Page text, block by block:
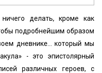
делать, кроме как
подробнейшим образом
дневнике… который мы
- это эпистолярный
различных героев, с